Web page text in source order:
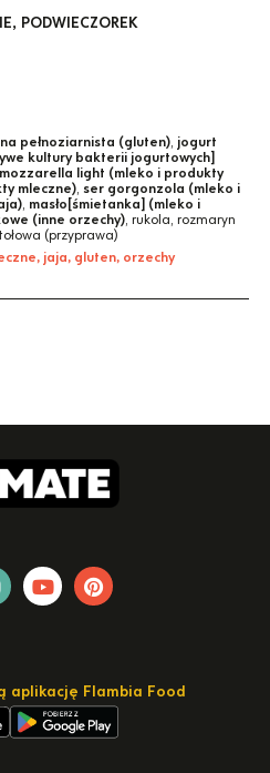
PODWIECZOREK
pełnoziarnista (gluten), jogurt
kultury bakterii jogurtowych]
light (mleko i produkty
mleczne), ser gorgonzola (mleko i
, masło[śmietanka] (mleko i
(inne orzechy), rukola, rozmaryn
(przyprawa)
jaja, gluten, orzechy
aplikację Flambia Food